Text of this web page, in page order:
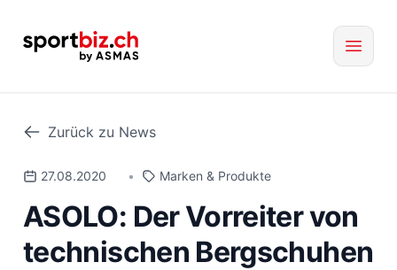
Zurück zu News
27.08.2020 • Marken & Produkte
ASOLO: Der Vorreiter von
technischen Bergschuhen